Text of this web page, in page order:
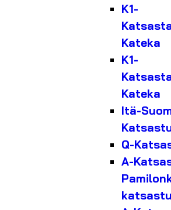
K1-
Kateka
K1-
Kateka
Itä-
Q-
A-